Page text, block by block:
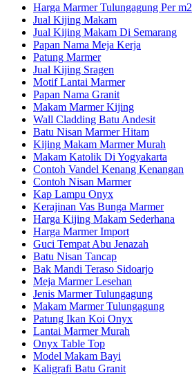
Harga Marmer Tulungagung Per m2
Jual Kijing Makam
Jual Kijing Makam Di Semarang
Papan Nama Meja Kerja
Patung Marmer
Jual Kijing Sragen
Motif Lantai Marmer
Papan Nama Granit
Makam Marmer Kijing
Wall Cladding Batu Andesit
Batu Nisan Marmer Hitam
Kijing Makam Marmer Murah
Makam Katolik Di Yogyakarta
Contoh Vandel Kenang Kenangan
Contoh Nisan Marmer
Kap Lampu Onyx
Kerajinan Vas Bunga Marmer
Harga Kijing Makam Sederhana
Harga Marmer Import
Guci Tempat Abu Jenazah
Batu Nisan Tancap
Bak Mandi Teraso Sidoarjo
Meja Marmer Lesehan
Jenis Marmer Tulungagung
Makam Marmer Tulungagung
Patung Ikan Koi Onyx
Lantai Marmer Murah
Onyx Table Top
Model Makam Bayi
Kaligrafi Batu Granit